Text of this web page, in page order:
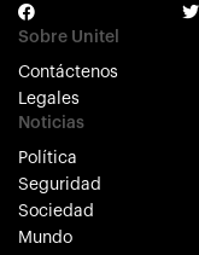
Sobre Unitel
Contáctenos
Legales
Noticias
Política
Seguridad
Sociedad
Mundo